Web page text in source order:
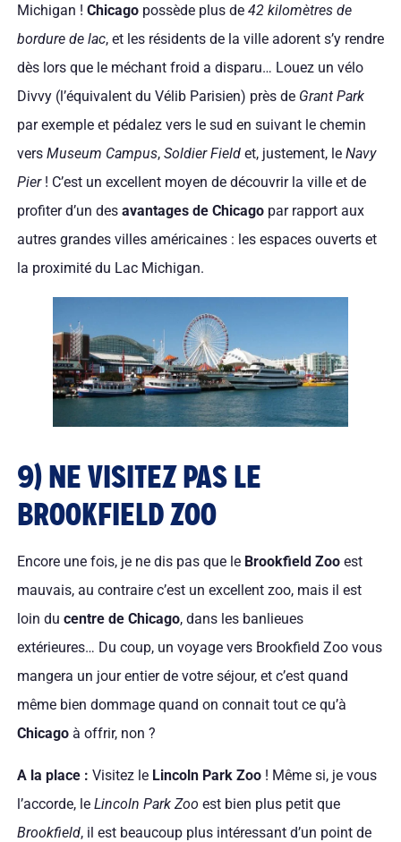
Michigan ! Chicagopossède plus de 42 kilomètres de
bordure de lac, et les résidents de la ville adorent s’y rendre
dès lors que le méchant froid a disparu… Louez un vélo
Divvy (l’équivalent du Vélib Parisien) près de Grant Park
par exemple et pédalez vers le sud en suivant le chemin
vers Museum Campus, Soldier Fieldet, justement, le Navy
Pier! C’est un excellent moyen de découvrir la ville et de
profiter d’un des avantages de Chicagopar rapport aux
autres grandes villes américaines : les espaces ouverts et
la proximité du Lac Michigan.
9) NE VISITEZ PAS LE
BROOKFIELD ZOO
Encore une fois, je ne dis pas que le Brookfield Zooest
mauvais, au contraire c’est un excellent zoo, mais il est
loin du centre de Chicago, dans les banlieues
extérieures… Du coup, un voyage vers Brookfield Zoo vous
mangera un jour entier de votre séjour, et c’est quand
même bien dommage quand on connait tout ce qu’à
Chicagoà offrir, non ?
A la place : Visitez le Lincoln Park Zoo! Même si, je vous
l’accorde, le Lincoln Park Zoo est bien plus petit que
Brookfield, il est beaucoup plus intéressant d’un point de